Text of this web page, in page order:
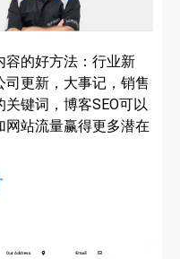
容的好方法：行业新
更新，大事记，销售
键词，博客SEO可以
站流量赢得更多潜在